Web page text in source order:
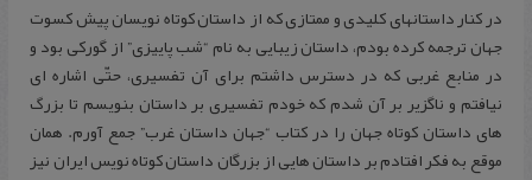
در کنار داستانهای کلیدی و ممتازی که از داستان کوتاه نویسان پیش کسوت
جهان ترجمه کرده بودم، داستان زیبایی به نام “شب پاییزی” از گورکی بود و
در منابع غربی که در دسترس داشتم برای آن تفسیری، حتّی اشاره ای
نیافتم و ناگزیر بر آن شدم که خودم تفسیری بر داستان بنویسم تا بزرگ
های داستان کوتاه جهان را در کتاب “جهان داستان غرب” جمع آورم. همان
موقع به فکر افتادم بر داستان هایی از بزرگان داستان کوتاه نویس ایران نیز